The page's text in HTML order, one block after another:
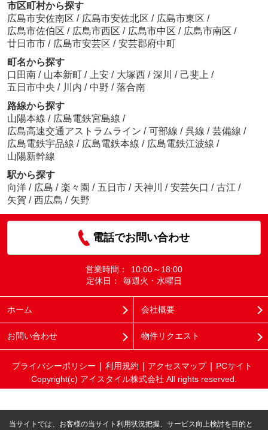
市区町村から探す
広島市安佐南区 / 広島市安佐北区 / 広島市東区 /
広島市佐伯区 / 広島市西区 / 広島市中区 / 広島市南区 /
廿日市市 / 広島市安芸区 / 安芸郡府中町
町名から探す
口田南 / 山本新町 / 上安 / 大塚西 / 深川 / 己斐上 /
五日市中央 / 川内 / 中野 / 落合南
路線から探す
山陽本線 / 広島電鉄宮島線 /
広島高速交通アストラムライン / 可部線 / 呉線 / 芸備線 /
広島電鉄宇品線 / 広島電鉄本線 / 広島電鉄江波線 /
山陽新幹線
駅から探す
向洋 / 広島 / 楽々園 / 五日市 / 天神川 / 安芸矢口 / 古江 /
矢賀 / 西広島 / 矢野
電話でお問い合わせ
営業時間：
10:00～18:00
定休日：
毎週火・水曜日
ホーム 会社概要
お問い合わせ 物件リクエスト
プライバシーポリシー 利用規約 アクセスマップ
PCサイト
Copyright(c) アイスタイル株式会社 All rights reserved.
当サイトでは、お客様の当サイト利用状況把握、サービス向上検討を目的と